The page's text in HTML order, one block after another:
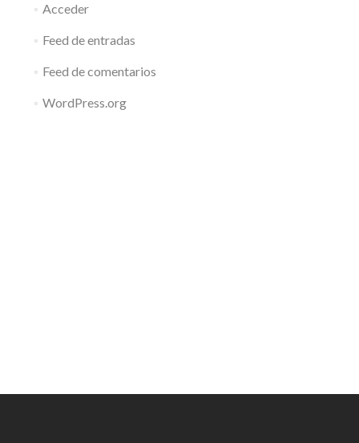
Acceder
Feed de entradas
Feed de comentarios
WordPress.org